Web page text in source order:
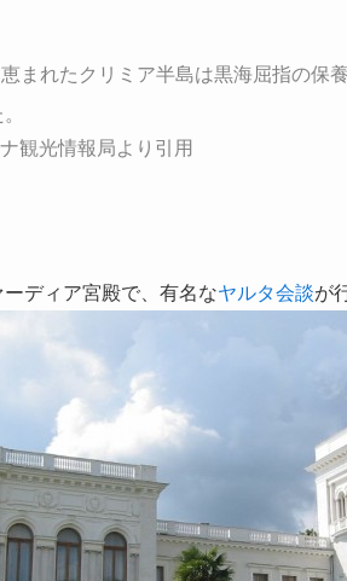
まれたクリミア半島は黒海屈指の保
観光情報局より引用
ディア宮殿で、有名なヤルタ会談が